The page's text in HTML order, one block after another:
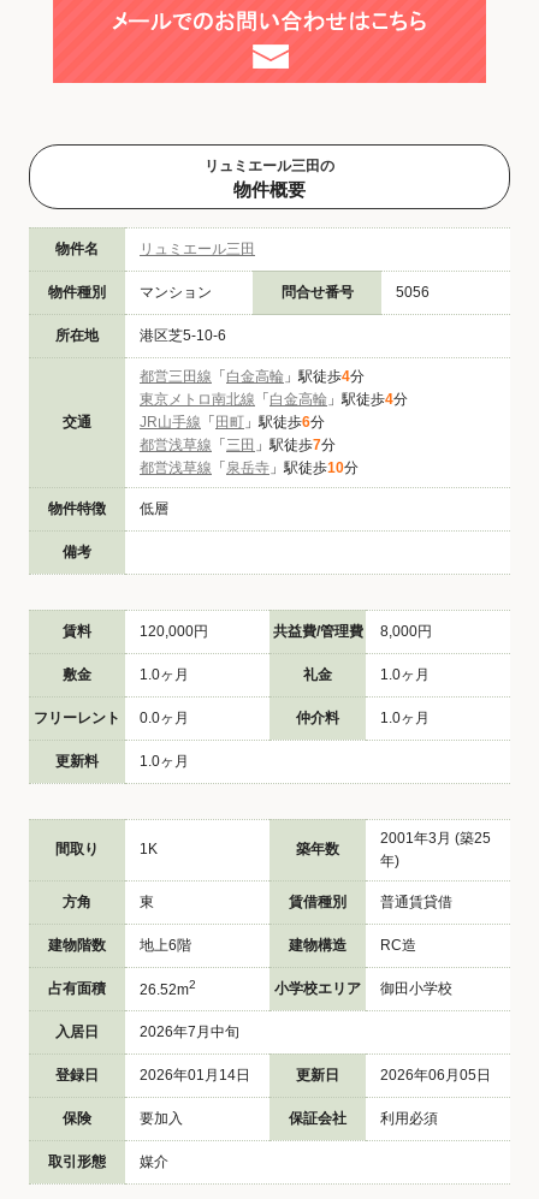
リュミエール三田の
物件概要
物件名 リュミエール三田
物件種別 マンション 問合せ番号 5056
所在地 港区芝5-10-6
交通
都営三田線 「 白金高輪 」駅徒歩4分
東京メトロ南北線 「 白金高輪 」駅徒歩4分
JR山手線 「 田町 」駅徒歩6分
都営浅草線 「 三田 」駅徒歩7分
都営浅草線 「 泉岳寺 」駅徒歩10分
物件特徴 低層
備考
賃料 120,000円 共益費/管理費 8,000円
敷金 1.0ヶ月 礼金 1.0ヶ月
フリーレント 0.0ヶ月 仲介料 1.0ヶ月
更新料 1.0ヶ月
間取り 1K 築年数
2001年3月 (築25
年)
方角 東 賃借種別 普通賃貸借
建物階数 地上6階 建物構造 RC造
占有面積 26.52m2 小学校エリア 御田小学校
入居日 2026年7月中旬
登録日 2026年01月14日 更新日 2026年06月05日
保険 要加入 保証会社 利用必須
取引形態 媒介